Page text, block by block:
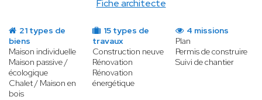
Fiche architecte
21 types de
biens
Maison individuelle
Maison passive /
écologique
Chalet / Maison en
bois
15 types de
travaux
Construction neuve
Rénovation
Rénovation
énergétique
4 missions
Plan
Permis de construire
Suivi de chantier